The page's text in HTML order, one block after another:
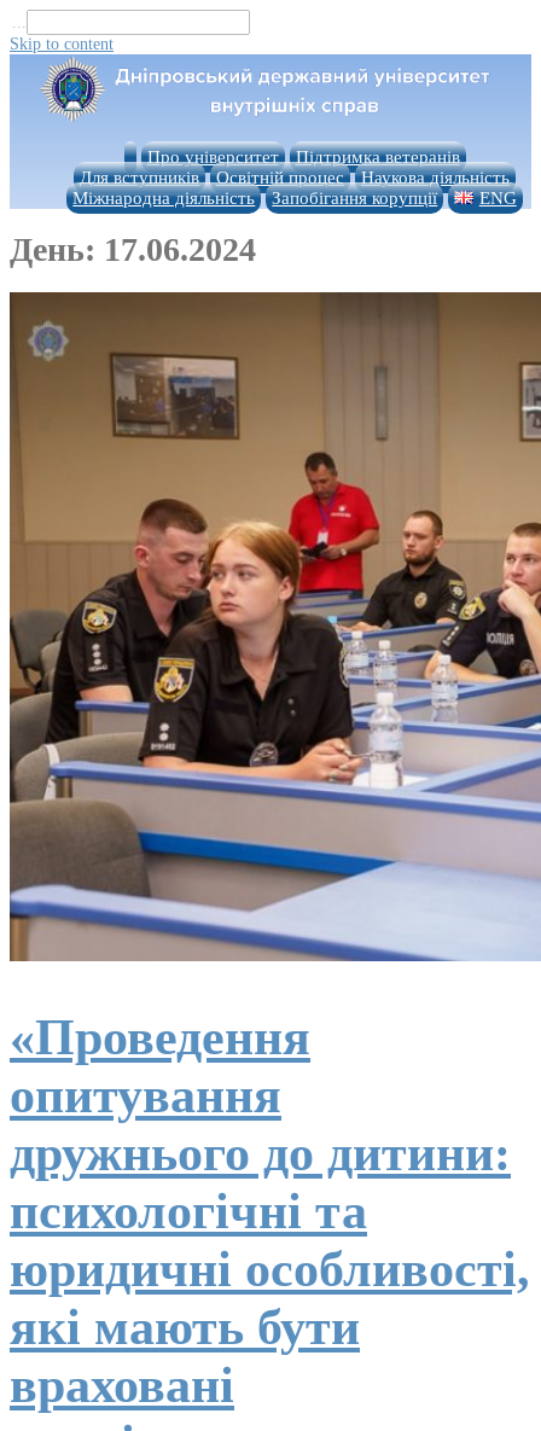
...
Skip to content
Про університет
Підтримка ветеранів
Для вступників
Освітній процес
Наукова діяльність
Міжнародна діяльність
Запобігання корупції ENG
День: 17.06.2024
«Проведення
опитування
дружнього до дитини:
психологічні та
юридичні особливості,
які мають бути
враховані